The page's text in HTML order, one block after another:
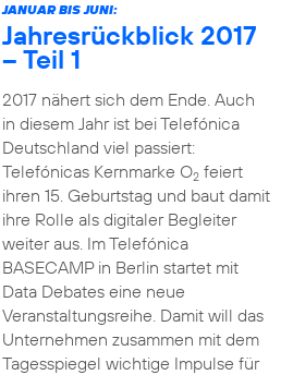
JANUAR BIS JUNI:
Jahresrückblick 2017
– Teil 1
2017 nähert sich dem Ende. Auch
in diesem Jahr ist bei Telefónica
Deutschland viel passiert:
Telefónicas Kernmarke O2feiert
ihren 15. Geburtstag und baut damit
ihre Rolle als digitaler Begleiter
weiter aus. Im Telefónica
BASECAMP in Berlin startet mit
Data Debates eine neue
Veranstaltungsreihe. Damit will das
Unternehmen zusammen mit dem
Tagesspiegel wichtige Impulse für